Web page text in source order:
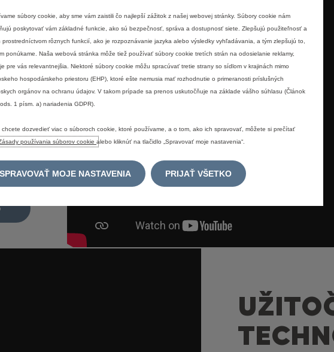
®
tak,
pokoj.
súbory cookie, aby sme vám zaistili čo najlepší zážitok z našej webovej stránky. Súbory cookie nám
poskytovať vám základné funkcie, ako sú bezpečnosť, správa a dostupnosť siete. Zlepšujú použiteľnosť a
prostredníctvom rôznych funkcií, ako je rozpoznávanie jazyka alebo výsledky vyhľadávania, a tým zlepšujú to,
ponúkame. Naša webová stránka môže tiež používať súbory cookie tretích strán na odosielanie reklamy,
pre vás relevantnejšia. Niektoré súbory cookie môžu spracúvať tretie strany so sídlom v krajinách mimo
hospodárskeho priestoru (EHP), ktoré ešte nemusia mať rozhodnutie o primeranosti príslušných
orgánov na ochranu údajov. V takom prípade sa prenos uskutočňuje na základe vášho súhlasu (Článok
1 písm. a) nariadenia GDPR).
chcete dozvedieť viac o súboroch cookie, ktoré používame, a o tom, ako ich spravovať, môžete si prečítať
používania súborov cookie alebo kliknúť na tlačidlo „Spravovať moje nastavenia“.
SPRAVOVAŤ MOJE NASTAVENIA PRIJAŤ VŠETKO